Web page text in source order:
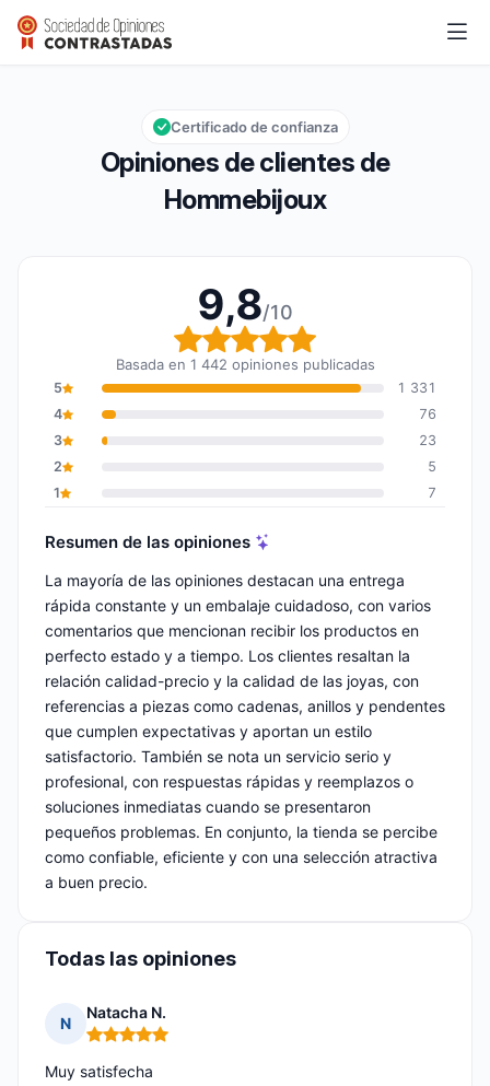
Hommebijoux
Calificación global: 9,8 de 10
9,8/10
Opiniones de clientes de
Hommebijoux
Certificado de confianza
9,8/10
Calificación global: 9,8
Basada en 1 442 opiniones publicadas
5
1 331
4
76
3
23
2
5
1
7
Resumen de las opiniones
La mayoría de las opiniones destacan una entrega
rápida constante y un embalaje cuidadoso, con varios
comentarios que mencionan recibir los productos en
perfecto estado y a tiempo. Los clientes resaltan la
relación calidad-precio y la calidad de las joyas, con
referencias a piezas como cadenas, anillos y pendentes
que cumplen expectativas y aportan un estilo
satisfactorio. También se nota un servicio serio y
profesional, con respuestas rápidas y reemplazos o
soluciones inmediatas cuando se presentaron
pequeños problemas. En conjunto, la tienda se percibe
como confiable, eficiente y con una selección atractiva
a buen precio.
Todas las opiniones
N
Natacha N.
Nota: 5 de 5
Muy satisfecha